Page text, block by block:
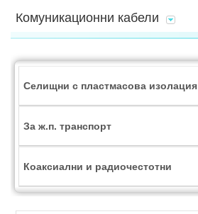
Комуникационни кабели
Селищни с пластмасова изолация
За ж.п. транспорт
Коаксиални и радиочестотни